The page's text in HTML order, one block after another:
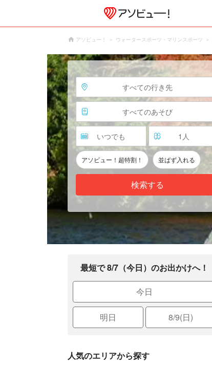
アソビュー！ ウォータースポーツ・マリンスポーツ
すべての行き先
すべてのあそび
いつでも 1 人
アソビュー！超特割！ 並ばず入れる
検索する
最短で 8/7（今日）のお出かけへ！
今日
明日 8/9(日)
人気のエリアから探す